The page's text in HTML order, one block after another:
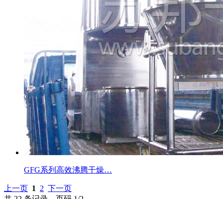
GFG系列高效沸腾干燥…
上一页 1 2 下一页